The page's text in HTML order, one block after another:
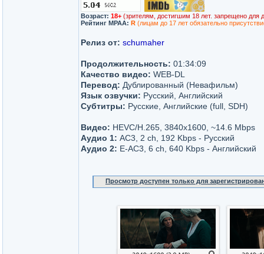
Возраст: 18+ (зрителям, достигшим 18 лет. запрещено для
Рейтинг MPAA: R (лицам до 17 лет обязательно
Релиз от: schumaher
Продолжительность: 01:34:09
Качество видео: WEB-DL
Перевод: Дублированный (Невафильм)
Язык озвучки: Русский, Английский
Субтитры: Русские, Английские (full, SDH)
Видео: НЕVC/H.265, 3840x1600, ~14.6 Мbps
Аудио 1: AC3, 2 ch, 192 Kbps - Русский
Аудио 2: E-AC3, 6 ch, 640 Kbps - Английский
Просмотр доступен только для